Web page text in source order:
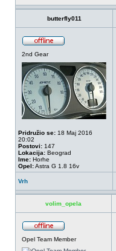
butterfly011
2nd Gear
Pridružio se: 18 Maj 2016
20:02
Postovi: 147
Lokacija: Beograd
Ime: Horhe
Opel:Astra G 1.8 16v
Vrh
volim_opela
Opel Team Member